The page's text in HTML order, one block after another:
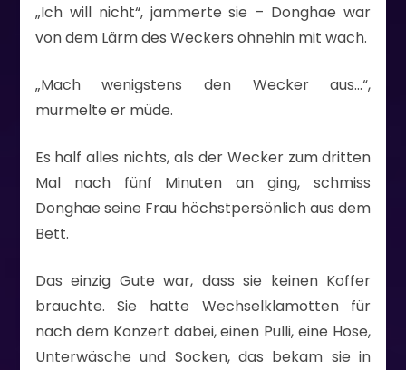
„Ich will nicht“, jammerte sie – Donghae war
von dem Lärm des Weckers ohnehin mit wach.
„Mach wenigstens den Wecker aus…“,
murmelte er müde.
Es half alles nichts, als der Wecker zum dritten
Mal nach fünf Minuten an ging, schmiss
Donghae seine Frau höchstpersönlich aus dem
Bett.
Das einzig Gute war, dass sie keinen Koffer
brauchte. Sie hatte Wechselklamotten für
nach dem Konzert dabei, einen Pulli, eine Hose,
Unterwäsche und Socken, das bekam sie in